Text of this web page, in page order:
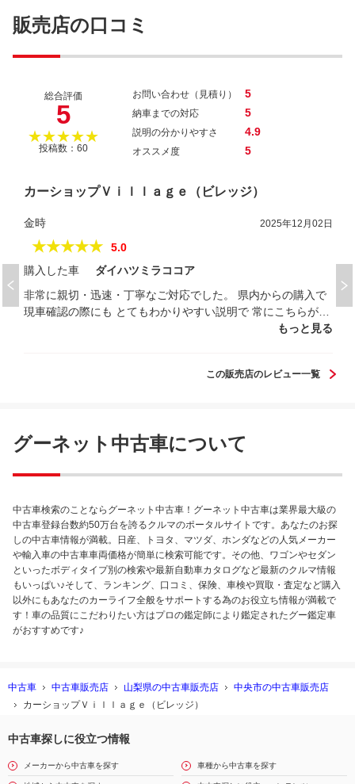
販売店の口コミ
総合評価
5
★★★★★
投稿数：60
お問い合わせ（見積り） 5
納車までの対応 5
説明の分かりやすさ 4.9
オススメ度 5
カーショップＶｉｌｌａｇｅ（ビレッジ）
金時 2025年12月02日
★★★★★
5.0
購入した車
ダイハツミラココア
非常に親切・迅速・丁寧なご対応でした。 県内からの購入で
現車確認の際にも とてもわかりやすい説明で 常にこちらが求
めている以上のご対応でしたので その場で購入を決めまし
良く印象的でした。 また機会がありましたら 是非お付き合い
もっと見る
この販売店のレビュー一覧
グーネット中古車について
中古車検索のことならグーネット中古車！グーネット中古車は業界最大級の
中古車登録台数約50万台を誇るクルマのポータルサイトです。あなたのお探
しの中古車情報が満載。日産、トヨタ、マツダ、ホンダなどの人気メーカー
や輸入車の中古車車両価格が簡単に検索可能です。その他、ワゴンやセダン
といったボディタイプ別の検索や最新自動車カタログなど最新のクルマ情報
もいっぱい♪そして、ランキング、口コミ、保険、車検や買取・査定など購入
以外にもあなたのカーライフ全般をサポートする為のお役立ち情報が満載で
す！車の品質にこだわりたい方はプロの鑑定師により鑑定されたグー鑑定車
がおすすめです♪
中古車 中古車販売店 山梨県の中古車販売店
中央市の中古車販売店
カーショップＶｉｌｌａｇｅ（ビレッジ）
中古車探しに役立つ情報
メーカーから中古車を探す 車種から中古車を探す